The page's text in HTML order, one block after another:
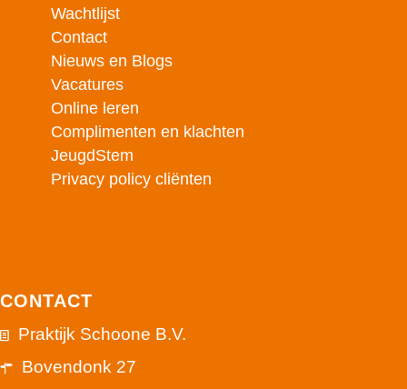
Wachtlijst
Contact
Nieuws en Blogs
Vacatures
Online leren
Complimenten en klachten
JeugdStem
Privacy policy cliënten
CONTACT
Praktijk Schoone B.V.
Bovendonk 27